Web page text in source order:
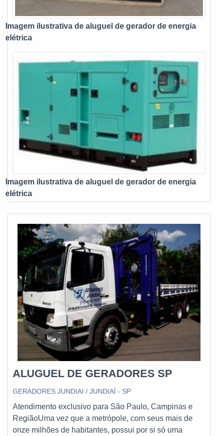
serviço, além de evitar prejuízos com imprevistos e
execuções mal elaboradas. Assim, é possível poupar
que se trata de geradores pois além de se importar com a
qualidade e preço justo, ela garante: Equipes sempre
disponíveis para atender as necessidades dos clientes;
Profissionais preocupados em garantir um serviço ágil e
competente; Equipe qualificada; Materiais sofisticados;
Tecnologia de ponta para manter o cliente respaldado pelo
melhor serviço. DETALHES INTERESSANTES SOBRE A
MELHOR EMPRESA NO SEGMENTO Somente na Infra
Tech Energia tem o que há de melhor no ramo de aluguel
de gerador de energia elétrica. Sempre de olho no mercado,
traz novidades em itens como locação de geradores e
assistência técnica para geradores. Tudo isso por ser
comprometida em realizar atendimentos 24 horas por dia e
o território nacional. Esses fatores, somados a um time com
equipes sempre disponíveis para atender as necessidades
dos clientes e profissionais preocupados em garantir um
serviço ágil e competente, garante a melhor experiência
para os clientes com qualidade.
Imagem ilustrativa de aluguel de gerador de energia
elétrica
Imagem ilustrativa de aluguel de gerador de energia
elétrica
ALUGUEL DE GERADORES SP
GERADORES JUNDIAI / JUNDIAÍ - SP
Atendimento exclusivo para São Paulo, Campinas e
RegiãoUma vez que a metrópole, com seus mais de
onze milhões de habitantes, possui por si só uma